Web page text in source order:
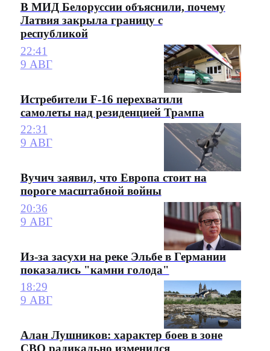
В МИД Белоруссии объяснили, почему
Латвия закрыла границу с
республикой
22:41
9 АВГ
Истребители F-16 перехватили
самолеты над резиденцией Трампа
22:31
9 АВГ
Вучич заявил, что Европа стоит на
пороге масштабной войны
20:36
9 АВГ
Из-за засухи на реке Эльбе в Германии
показались "камни голода"
18:29
9 АВГ
Алан Лушников: характер боев в зоне
СВО радикально изменился